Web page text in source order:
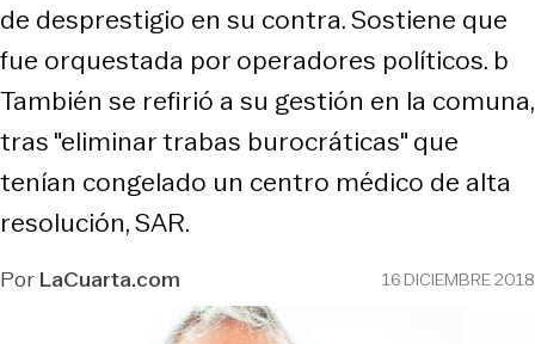
de desprestigio en su contra. Sostiene que
fue orquestada por operadores políticos. b
También se refirió a su gestión en la comuna,
tras "eliminar trabas burocráticas" que
tenían congelado un centro médico de alta
resolución, SAR.
PorLaCuarta.com 16 DICIEMBRE 2018